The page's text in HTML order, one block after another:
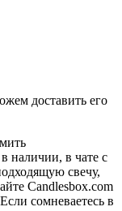
доставить его
наличии, в чате с
свечу,
Candlesbox.com
сомневаетесь в